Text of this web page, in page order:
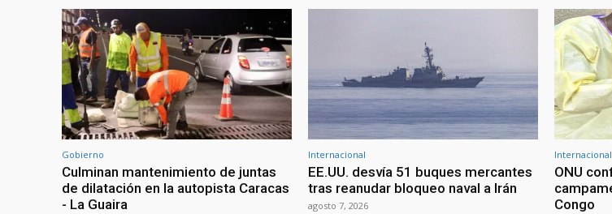
Gobierno
Culminan mantenimiento de juntas
de dilatación en la autopista Caracas
- La Guaira
Internacional
EE.UU. desvía 51 buques mercantes
tras reanudar bloqueo naval a Irán
agosto 7, 2026
Internacional
ONU
Congo